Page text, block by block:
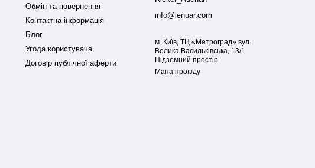
Обмін та повернення
Контактна інформація
Блог
Угода користувача
Договір публічної аферти
info@lenuar.com
м. Київ, ТЦ «Метроград» вул.
Велика Васильківська, 13/1
Підземний простір
Мапа проїзду